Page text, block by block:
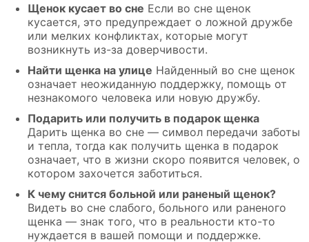
Щенок кусает во сне Если во сне щенок
кусается, это предупреждает о ложной дружбе
или мелких конфликтах, которые могут
возникнуть из-за доверчивости.
Найти щенка на улице Найденный во сне щенок
означает неожиданную поддержку, помощь от
незнакомого человека или новую дружбу.
Подарить или получить в подарок щенка
Дарить щенка во сне — символ передачи заботы
и тепла, тогда как получить щенка в подарок
означает, что в жизни скоро появится человек, о
котором захочется заботиться.
К чему снится больной или раненый щенок?
Видеть во сне слабого, больного или раненого
щенка — знак того, что в реальности кто-то
нуждается в вашей помощи и поддержке.